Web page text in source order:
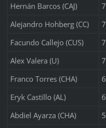
Hernán Barcos (CAJ)
7
Alejandro Hohberg (CC)
7
Facundo Callejo (CUS)
7
Alex Valera (U)
7
Franco Torres (CHA)
6
Eryk Castillo (AL)
6
Abdiel Ayarza (CHA)
5